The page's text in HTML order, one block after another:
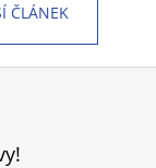
ČLÁNEK